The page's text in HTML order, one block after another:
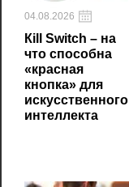
04.08.2026
Кill Switch – на
что способна
«красная
кнопка» для
искусственного
интеллекта